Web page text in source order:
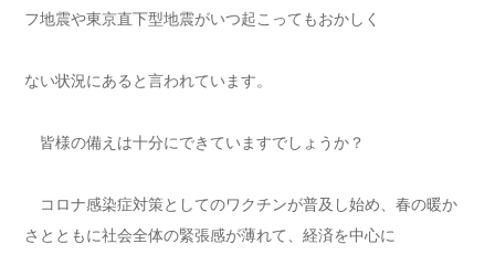
フ地震や東京直下型地震がいつ起こってもおかしく
ない状況にあると言われています。
皆様の備えは十分にできていますでしょうか？
コロナ感染症対策としてのワクチンが普及し始め、春の暖か
さとともに社会全体の緊張感が薄れて、経済を中心に